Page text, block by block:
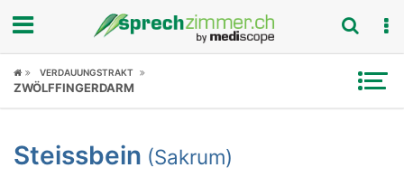
Fokus
Symptome
VERDAUUNGSTRAKT
ZWÖLFFINGERDARM
Steissbein (Sakrum)